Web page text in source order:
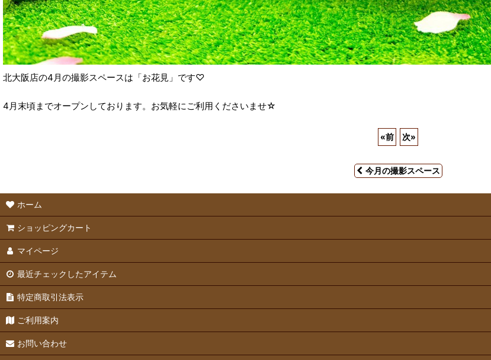
北大阪店の4月の撮影スペースは「お花見」です♡
4月末頃までオープンしております。お気軽にご利用くださいませ☆
«前 次»
今月の撮影スペース
ホーム
ショッピングカート
マイページ
最近チェックしたアイテム
特定商取引法表示
ご利用案内
お問い合わせ